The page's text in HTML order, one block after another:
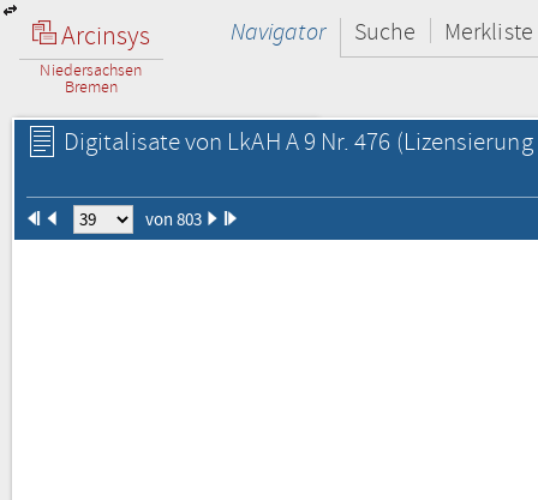
Arcinsys
Niedersachsen
Bremen
Navigator Suche Merkliste
Digitalisate von LkAH A 9 Nr. 476
von 803